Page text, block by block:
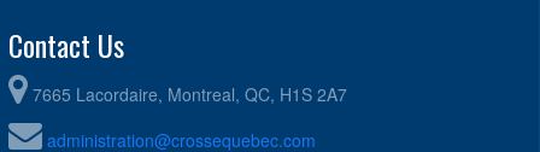
Contact Us
7665 Lacordaire, Montreal, QC, H1S 2A7
administration@crossequebec.com